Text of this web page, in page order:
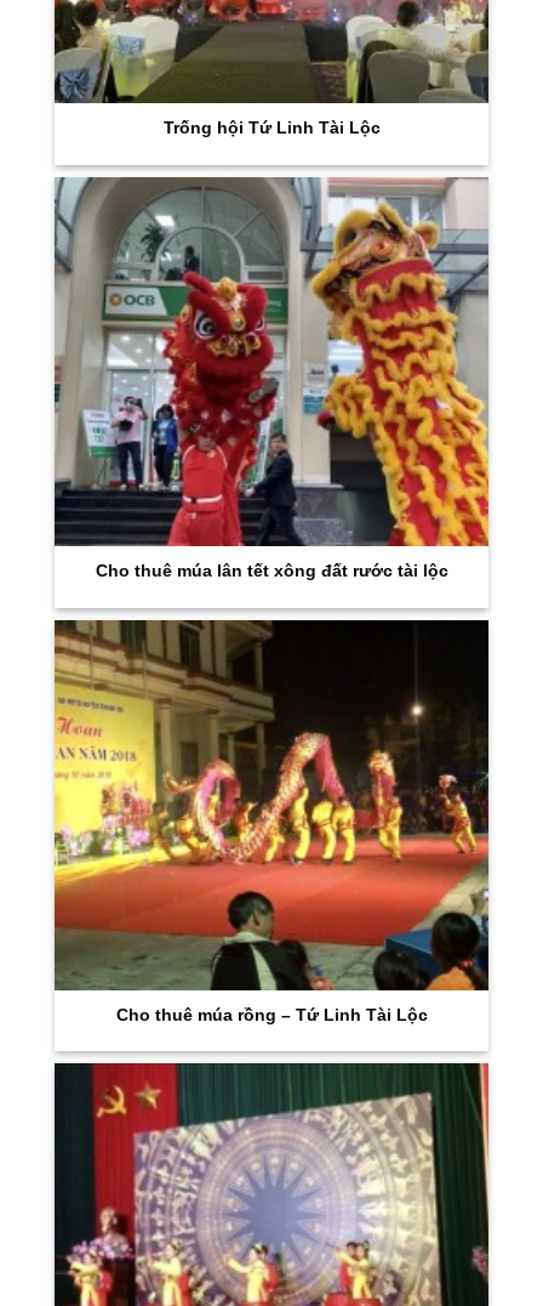
Trống hội Tứ Linh Tài Lộc
Cho thuê múa lân tết xông đất rước tài lộc
Cho thuê múa rồng – Tứ Linh Tài Lộc